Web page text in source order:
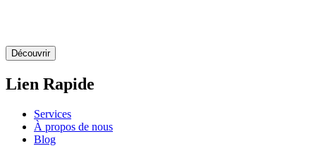
Découvrir
Lien Rapide
Services
À propos de nous
Blog